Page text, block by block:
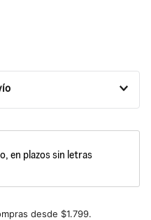
desde $1.799.